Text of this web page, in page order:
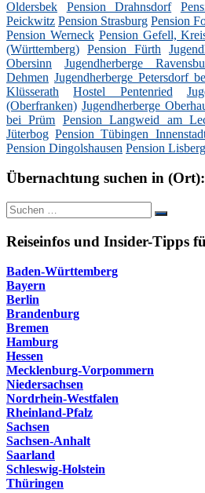
Oldersbek
Pension Drahnsdorf
Peickwitz Pension Strasburg Pension
Pension Werneck Pension Gefell,
(Württemberg) Pension Fürth
Obersinn
Jugendherberge
Dehmen Jugendherberge Petersdorf
Klüsserath
Hostel Pentenried
(Oberfranken) Jugendherberge
bei Prüm Pension Langweid am
Jüterbog Pension Tübingen
Pension Dingolshausen Pension Lisberg
Übernachtung suchen in (Ort):
Suche
nach:
Suchen
Reiseinfos und Insider-Tipps
Baden-Württemberg
Bayern
Berlin
Brandenburg
Bremen
Hamburg
Hessen
Mecklenburg-Vorpommern
Niedersachsen
Nordrhein-Westfalen
Rheinland-Pfalz
Sachsen
Sachsen-Anhalt
Saarland
Schleswig-Holstein
Thüringen